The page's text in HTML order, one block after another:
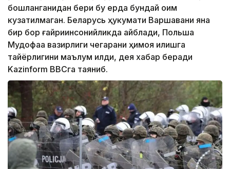
бошланганидан бери бу ерда бундай оқим
кузатилмаган. Беларусь ҳукумати Варшавани яна
бир бор ғайриинсонийликда айблади, Польша
Мудофаа вазирлиги чегарани ҳимоя қилишга
тайёрлигини маълум қилди, дея хабар беради
Kazinform BBCга таяниб.